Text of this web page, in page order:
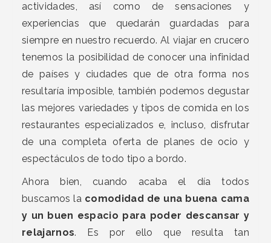
actividades, así como de sensaciones y
experiencias que quedarán guardadas para
siempre en nuestro recuerdo. Al viajar en crucero
tenemos la posibilidad de conocer una infinidad
de países y ciudades que de otra forma nos
resultaría imposible, también podemos degustar
las mejores variedades y tipos de comida en los
restaurantes especializados e, incluso, disfrutar
de una completa oferta de planes de ocio y
espectáculos de todo tipo a bordo.
Ahora bien, cuando acaba el día todos
buscamos la comodidad de una buena cama
y un buen espacio para poder descansar y
relajarnos. Es por ello que resulta tan